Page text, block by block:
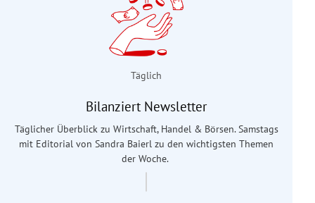
Täglich
Bilanziert Newsletter
Täglicher Überblick zu Wirtschaft, Handel & Börsen. Samstags
mit Editorial von Sandra Baierl zu den wichtigsten Themen
der Woche.